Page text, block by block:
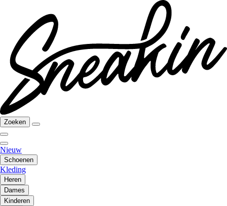
Zoeken
Nieuw
Schoenen
Kleding
Heren
Dames
Kinderen